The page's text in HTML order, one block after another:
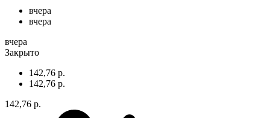
вчера
вчера
вчера
Закрыто
142,76 р.
142,76 р.
142,76 р.